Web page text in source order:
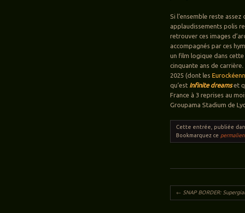
Si l’ensemble reste
applaudissements polis
retrouver ces images
accompagnés par ces
un film logique dans
cinquante ans de
2025 (dont les
qu’est Infinite dreamset
France à 3 reprises au
Groupama Stadium de
Cette entrée, publiée
Bookmarquez ce permalien.
Navigation des articles
← SNAP BORDER: